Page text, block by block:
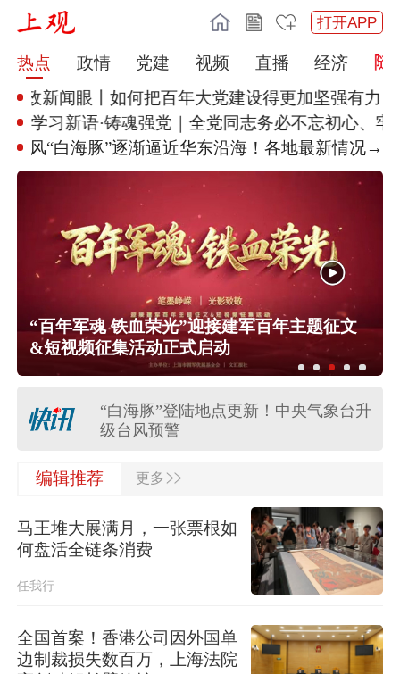
打开APP
热点 政情 党建 视频 直播
经济
新闻眼丨如何把百年大党建设得更加坚强有力？总
学习新语·铸魂强党｜全党同志务必不忘初心、牢
台风“白海豚”逐渐逼近华东沿海！各地最新情况→
“百年军魂 铁血荣光”迎接建军百年主题征文
&短视频征集活动正式启动
任前公示半年后，胡瑞连主动投案
外交部：日本“再军事化”已成地区和平
稳现实威胁，必须高度警惕
外交部：日方应正视国际社会关切，
切实履行不扩散核武器的国际法义务
“白海豚”登陆地点更新！中央气象台升
级台风预警
关于对派拓公司在华销售产品启动网
台风“白海豚”影响我国已成定局 即将
进入48小时台风警戒线
外交部：日本“再军事化”已成地区和平
编辑推荐 更多 >>
马王堆大展满月，一张票根如
何盘活全链条消费
任我行
全国首案！香港公司因外国单
边制裁损失数百万，上海法院